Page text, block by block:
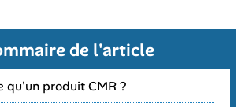
de l'article
qu'un produit CMR ?